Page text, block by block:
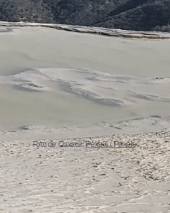
Foto de Oaxaca:Pexels / Pexels